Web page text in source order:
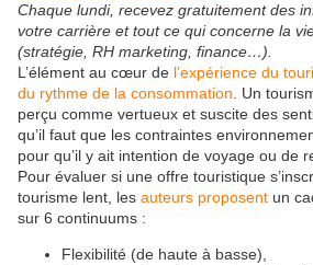
Chaque lundi, recevez gratuitement des
votre carrière et tout ce qui concerne la
(stratégie, RH marketing, finance…).
L’élément au cœur de l’expérience du
du rythme de la consommation . Un
perçu comme vertueux et suscite des
qu’il faut que les contraintes
pour qu’il y ait intention de voyage ou de
Pour évaluer si une offre touristique
tourisme lent, les auteurs proposent un
sur 6 continuums :
Flexibilité (de haute à basse),